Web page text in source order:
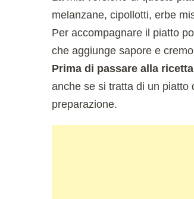
melanzane, cipollotti, erbe
Per accompagnare il piatto
che aggiunge sapore e
Prima di passare alla
anche se si tratta di un piatto
preparazione.